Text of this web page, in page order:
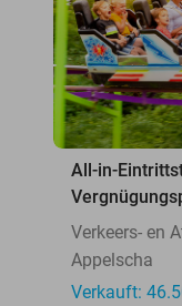
All-in-
Verkeers- en
Appelscha
Verkauft: